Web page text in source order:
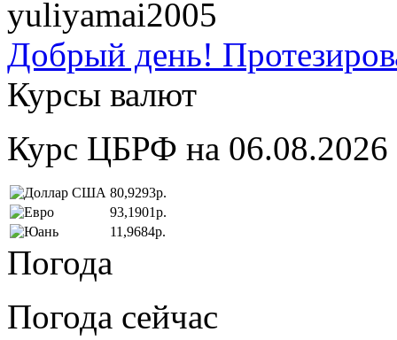
yuliyamai2005
Добрый день!
Курсы валют
Курс ЦБРФ на 06.08.2026
80,9293р.
93,1901р.
11,9684р.
Погода
Погода сейчас